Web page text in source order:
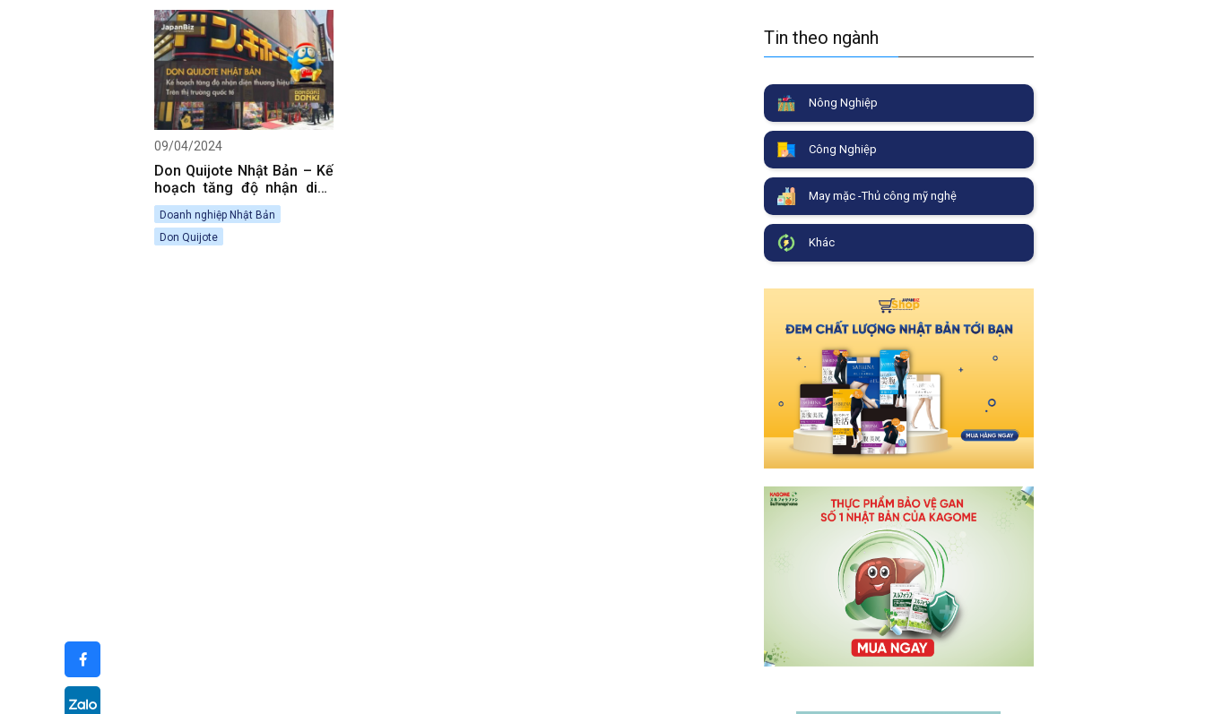
09/04/2024
Don Quijote Nhật Bản – Kế
hoạch tăng độ nhận diện
thương hiệu trên thị trường
quốc tế
Doanh nghiệp Nhật Bản
Don Quijote
Tin theo ngành
Nông Nghiệp
Công Nghiệp
May mặc -Thủ công mỹ nghệ
Khác